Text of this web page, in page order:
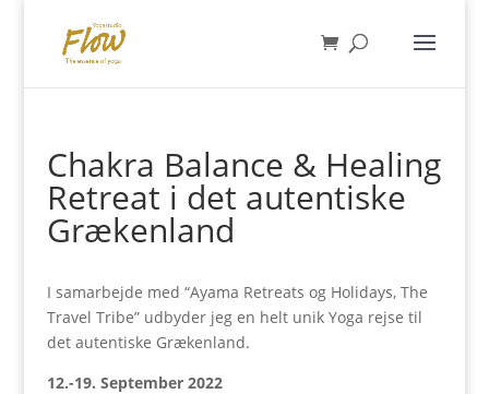
Chakra Balance & Healing
Retreat i det autentiske
Grækenland
I samarbejde med “Ayama Retreats og Holidays, The
Travel Tribe” udbyder jeg en helt unik Yoga rejse til
det autentiske Grækenland.
12.-19. September 2022